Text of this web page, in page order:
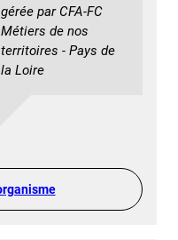
gérée par CFA-FC
Métiers de nos
territoires - Pays de
la Loire